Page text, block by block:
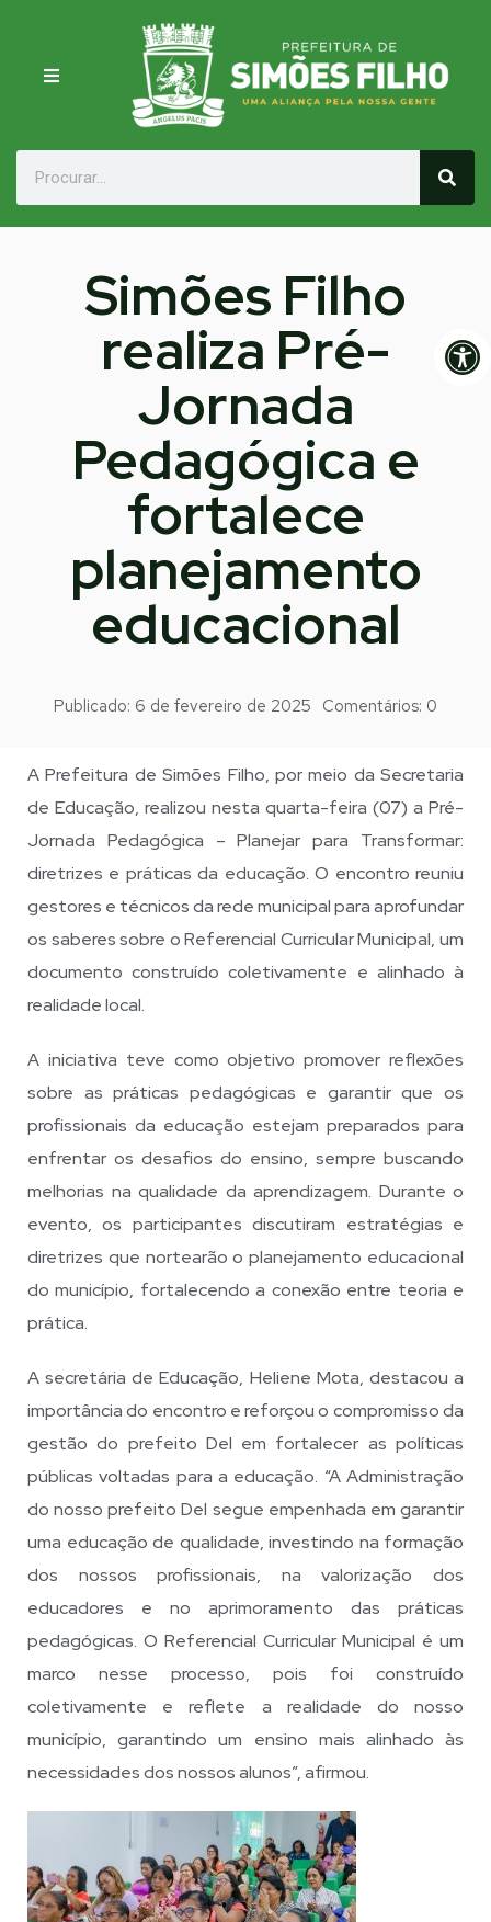
Simões Filho
realiza Pré-
Jornada
Pedagógica e
fortalece
planejamento
educacional
Publicado: 6 de fevereiro de 2025 Comentários: 0
A Prefeitura de Simões Filho, por meio da Secretaria
de Educação, realizou nesta quarta-feira (07) a Pré-
Jornada Pedagógica – Planejar para Transformar:
diretrizes e práticas da educação. O encontro reuniu
gestores e técnicos da rede municipal para aprofundar
os saberes sobre o Referencial Curricular Municipal, um
documento construído coletivamente e alinhado à
realidade local.
A iniciativa teve como objetivo promover reflexões
sobre as práticas pedagógicas e garantir que os
profissionais da educação estejam preparados para
enfrentar os desafios do ensino, sempre buscando
melhorias na qualidade da aprendizagem. Durante o
evento, os participantes discutiram estratégias e
diretrizes que nortearão o planejamento educacional
do município, fortalecendo a conexão entre teoria e
prática.
A secretária de Educação, Heliene Mota, destacou a
importância do encontro e reforçou o compromisso da
gestão do prefeito Del em fortalecer as políticas
públicas voltadas para a educação. “A Administração
do nosso prefeito Del segue empenhada em garantir
uma educação de qualidade, investindo na formação
dos nossos profissionais, na valorização dos
educadores e no aprimoramento das práticas
pedagógicas. O Referencial Curricular Municipal é um
marco nesse processo, pois foi construído
coletivamente e reflete a realidade do nosso
município, garantindo um ensino mais alinhado às
necessidades dos nossos alunos”, afirmou.